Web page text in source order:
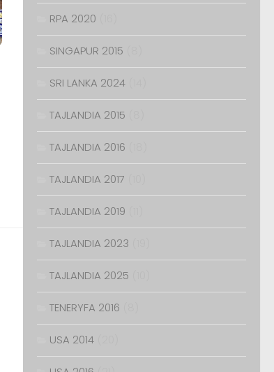
RPA 2020
SINGAPUR 2015
SRI LANKA 2024
TAJLANDIA 2015
TAJLANDIA 2016
TAJLANDIA 2017
TAJLANDIA 2019
TAJLANDIA 2023
TAJLANDIA 2025
TENERYFA 2016
USA 2014